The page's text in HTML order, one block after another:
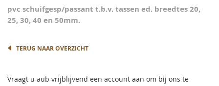
pvc schuifgesp/passant t.b.v. tassen ed. breedtes 20,
25, 30, 40 en 50mm.
the
images
TERUG NAAR OVERZICHT
Vraagt u aub vrijblijvend een account aan om bij ons te